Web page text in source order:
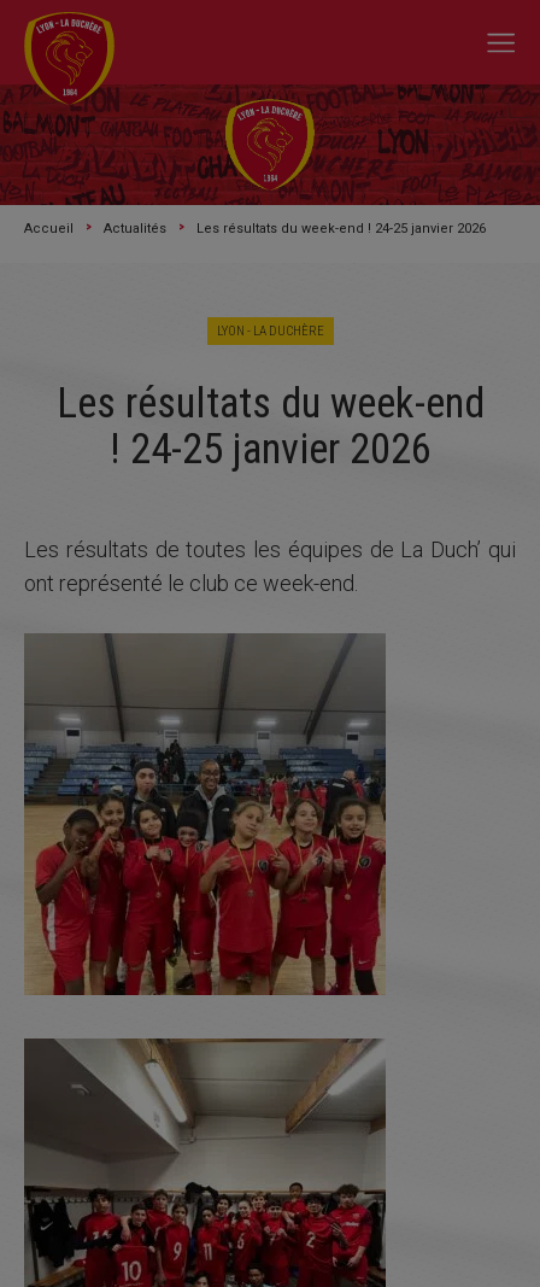
A L'ACTU
SAISON 2026/2027
LE PROJET SPORTIF
LE PROJET SOCIO-ÉDUCATIF
PARTENAIRES
RECRUTEMENT
CONTACT
Accueil Actualités Les résultats du week-end ! 24-25 janvier 2026
LYON - LA DUCHÈRE
Les résultats du week-end
! 24-25 janvier 2026
Les résultats de toutes les équipes de La Duch’ qui
ont représenté le club ce week-end.